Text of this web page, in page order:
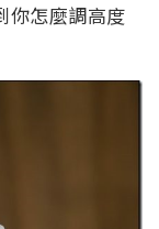
你怎麼調高度